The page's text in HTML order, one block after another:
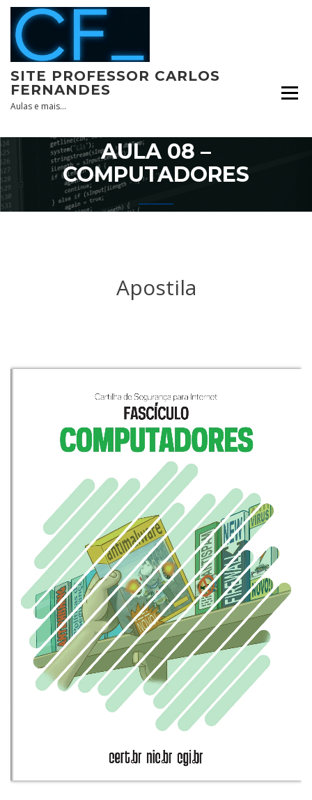
Skip
content
SITE PROFESSOR CARLOS
FERNANDES
Aulas e mais…
AULA 08 –
COMPUTADORES
Apostila